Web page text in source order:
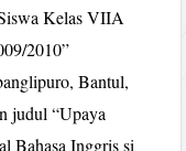
Kelas VIIA
2010”
Bantul,
judul “Upaya
Bahasa Inggris si